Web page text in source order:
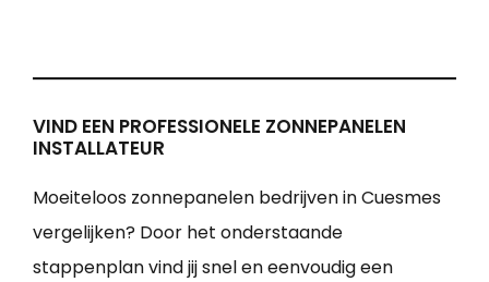
VIND EEN PROFESSIONELE ZONNEPANELEN
INSTALLATEUR
Moeiteloos zonnepanelen bedrijven in Cuesmes
vergelijken? Door het onderstaande
stappenplan vind jij snel en eenvoudig een